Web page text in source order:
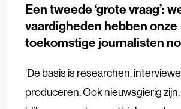
Een tweede ‘grote vraag’:
vaardigheden hebben onze
toekomstige journalisten
‘De basis is researchen,
produceren. Ook nieuwsgierig